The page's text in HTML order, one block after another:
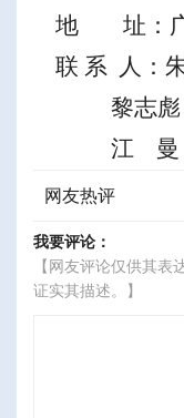
地
址：
联 系 人：
黎志彪
江
曼
网友热评
我要评论：
【网友评论仅供其
证实其描述。】